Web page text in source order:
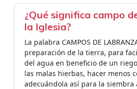
¿Qué significa campo
la Iglesia?
La palabra CAMPOS DE
preparación de la tierra, para
del agua en beneficio de un
las malas hierbas, hacer menos
adecuándola así para la